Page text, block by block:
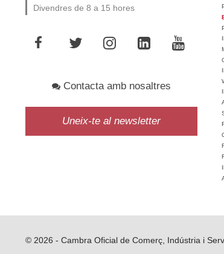
Divendres de 8 a 15 hores
Contacta amb nosaltres
Uneix-te al newsletter
© 2026 - Cambra Oficial de Comerç, Indústria i